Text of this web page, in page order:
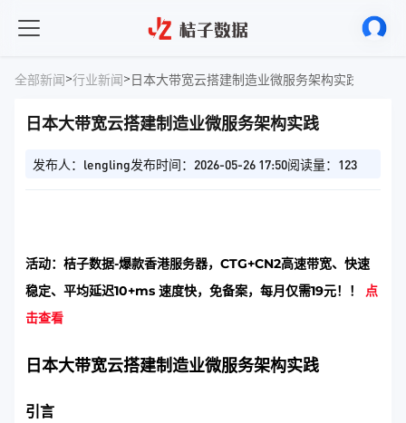
全部新闻>行业新闻>日本大带宽云搭建制造业微服务架构实践
日本大带宽云搭建制造业微服务架构实践
发布人：lengling发布时间：2026-05-26 17:50阅读量：123
活动：桔子数据-爆款香港服务器，CTG+CN2高速带宽、快速
稳定、平均延迟10+ms 速度快，免备案，每月仅需19元！！ 点
击查看
日本大带宽云搭建制造业微服务架构实践
引言